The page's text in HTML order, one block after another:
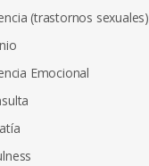
(trastornos sexuales)
Emocional